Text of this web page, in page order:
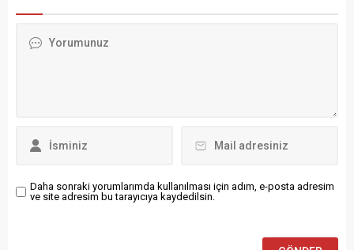
değerlendirmeleri.
Daha sonraki yorumlarımda kullanılması için adım, e-posta adresim
ve site adresim bu tarayıcıya kaydedilsin.